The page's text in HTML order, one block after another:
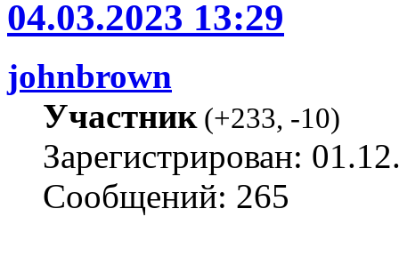
04.03.2023 13:29
johnbrown
Участник(+233, -10)
Зарегистрирован:
Сообщений: 265